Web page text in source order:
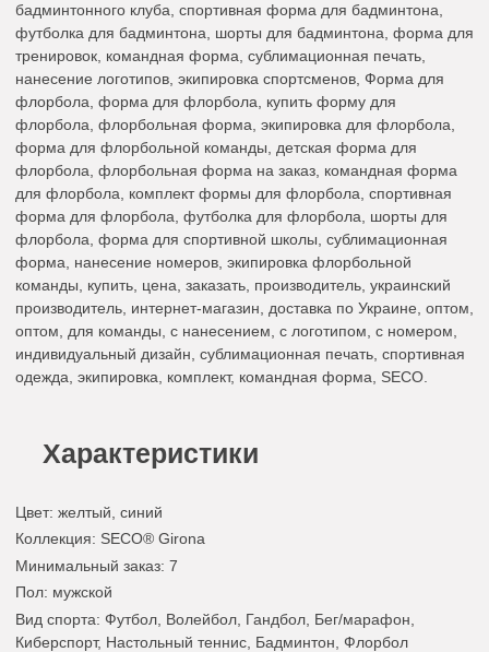
бадминтонного клуба, спортивная форма для бадминтона,
футболка для бадминтона, шорты для бадминтона, форма для
тренировок, командная форма, сублимационная печать,
нанесение логотипов, экипировка спортсменов, Форма для
флорбола, форма для флорбола, купить форму для
флорбола, флорбольная форма, экипировка для флорбола,
форма для флорбольной команды, детская форма для
флорбола, флорбольная форма на заказ, командная форма
для флорбола, комплект формы для флорбола, спортивная
форма для флорбола, футболка для флорбола, шорты для
флорбола, форма для спортивной школы, сублимационная
форма, нанесение номеров, экипировка флорбольной
команды, купить, цена, заказать, производитель, украинский
производитель, интернет-магазин, доставка по Украине, оптом,
оптом, для команды, с нанесением, с логотипом, с номером,
индивидуальный дизайн, сублимационная печать, спортивная
одежда, экипировка, комплект, командная форма, SECO.
Характеристики
Цвет: желтый синий
Коллекция: SECO® Girona
Минимальный заказ: 7
Пол: мужской
Вид спорта: Футбол, Волейбол, Гандбол, Бег/марафон,
Киберспорт, Настольный теннис, Бадминтон, Флорбол